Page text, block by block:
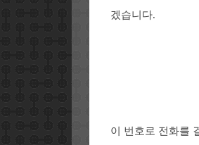
겠습니다.
이 번호로 전화를